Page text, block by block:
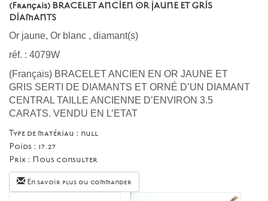
(Français) BRACELET ANCIEN OR JAUNE ET GRIS
DIAMANTS
Or jaune, Or blanc , diamant(s)
réf. : 4079W
(Français) BRACELET ANCIEN EN OR JAUNE ET
GRIS SERTI DE DIAMANTS ET ORNÉ D’UN DIAMANT
CENTRAL TAILLE ANCIENNE D’ENVIRON 3.5
CARATS. VENDU EN L’ETAT
Type de matériau : null
Poids : 17.27
Prix : Nous consulter
En savoir plus ou commander